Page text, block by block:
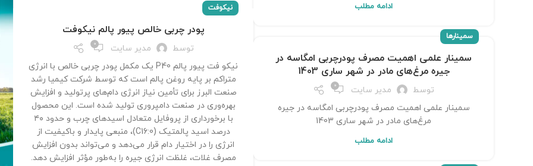
ادامه مطلب نیکوفت
پودر چربی خالص پیور پالم نیکوفت
توسط مدیر سایت 0
نیکو فت پیور پالم P40 یک مکمل پودر چربی خالص با انرژی
متراکم بر پایه روغن پالم است که توسط شرکت کیمیا رشد
صنعت البرز برای تأمین نیاز انرژی دام‌های پرتولید و افزایش
بهره‌وری در صنعت دامپروری تولید شده است. این محصول
با برخورداری از پروفایل متعادل اسیدهای چرب و حدود ۴۰
درصد اسید پالمتیک (C16:0)، منبعی پایدار و باکیفیت از
انرژی را در اختیار دام قرار می‌دهد و می‌تواند بدون افزایش
مصرف غلات، غلظت انرژی جیره را به‌طور مؤثر افزایش دهد.
سمینارها
سمینار علمی اهمیت مصرف پودرچربی امگاسه در
جیره مرغ‌های مادر در شهر ساری 1403
توسط مدیر سایت 0
سمینار علمی اهمیت مصرف پودرچربی امگاسه در جیره
مرغ‌های مادر در شهر ساری 1403
ادامه مطلب